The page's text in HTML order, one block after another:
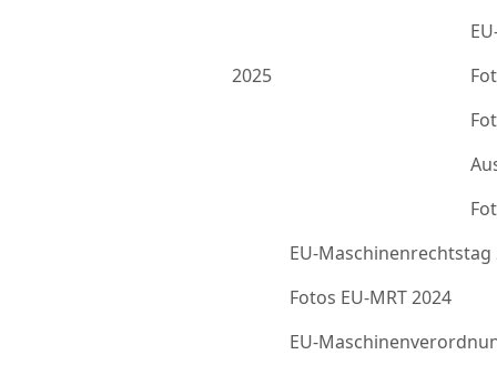
2025
EU-Maschinenrechtstag
Fotos EU-MRT 2024
EU-